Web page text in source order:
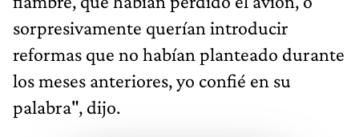
sorpresivamente querían introducir
reformas que no habían planteado durante
los meses anteriores, yo confié en su
palabra", dijo.